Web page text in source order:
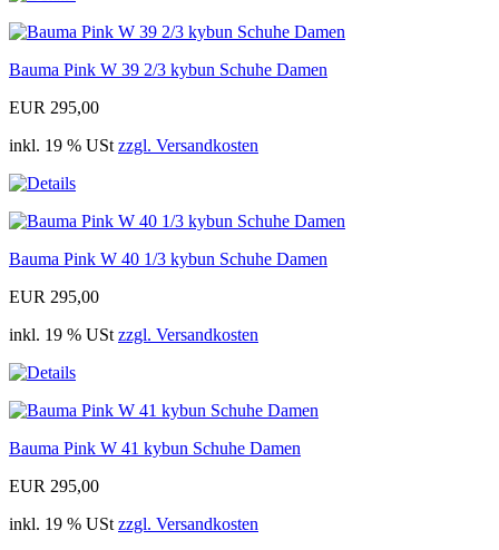
Bauma Pink W 39 2/3 kybun Schuhe Damen
EUR 295,00
inkl. 19 % USt zzgl. Versandkosten
Bauma Pink W 40 1/3 kybun Schuhe Damen
EUR 295,00
inkl. 19 % USt zzgl. Versandkosten
Bauma Pink W 41 kybun Schuhe Damen
EUR 295,00
inkl. 19 % USt zzgl. Versandkosten